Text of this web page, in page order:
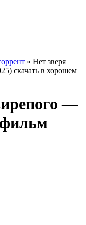
» Нет зверя
скачать в хорошем
—
фильм